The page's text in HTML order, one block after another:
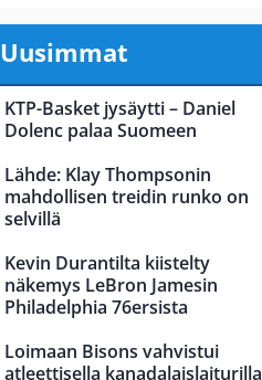
Uusimmat
KTP-Basket jysäytti – Daniel
Dolenc palaa Suomeen
Lähde: Klay Thompsonin
mahdollisen treidin runko on
selvillä
Kevin Durantilta kiistelty
näkemys LeBron Jamesin
Philadelphia 76ersista
Loimaan Bisons vahvistui
atleettisella kanadalaislaiturilla